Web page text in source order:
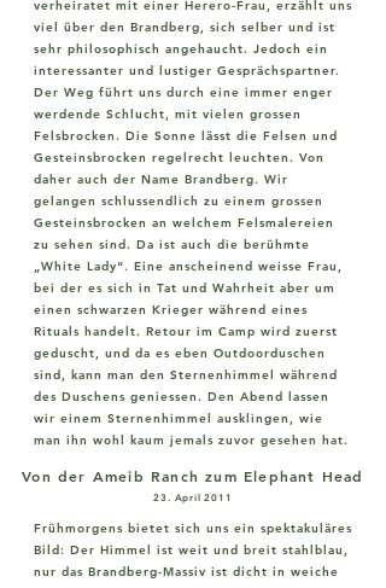
verheiratet mit einer Herero-Frau, erzählt uns
viel über den Brandberg, sich selber und ist
sehr philosophisch angehaucht. Jedoch ein
interessanter und lustiger Gesprächspartner.
Der Weg führt uns durch eine immer enger
werdende Schlucht, mit vielen grossen
Felsbrocken. Die Sonne lässt die Felsen und
Gesteinsbrocken regelrecht leuchten. Von
daher auch der Name Brandberg. Wir
gelangen schlussendlich zu einem grossen
Gesteinsbrocken an welchem Felsmalereien
zu sehen sind. Da ist auch die berühmte
„White Lady“. Eine anscheinend weisse Frau,
bei der es sich in Tat und Wahrheit aber um
einen schwarzen Krieger während eines
Rituals handelt. Retour im Camp wird zuerst
geduscht, und da es eben Outdoorduschen
sind, kann man den Sternenhimmel während
des Duschens geniessen. Den Abend lassen
wir einem Sternenhimmel ausklingen, wie
man ihn wohl kaum jemals zuvor gesehen hat.
Von der Ameib Ranch zum Elephant Head
23. April 2011
Frühmorgens bietet sich uns ein spektakuläres
Bild: Der Himmel ist weit und breit stahlblau,
nur das Brandberg-Massiv ist dicht in weiche